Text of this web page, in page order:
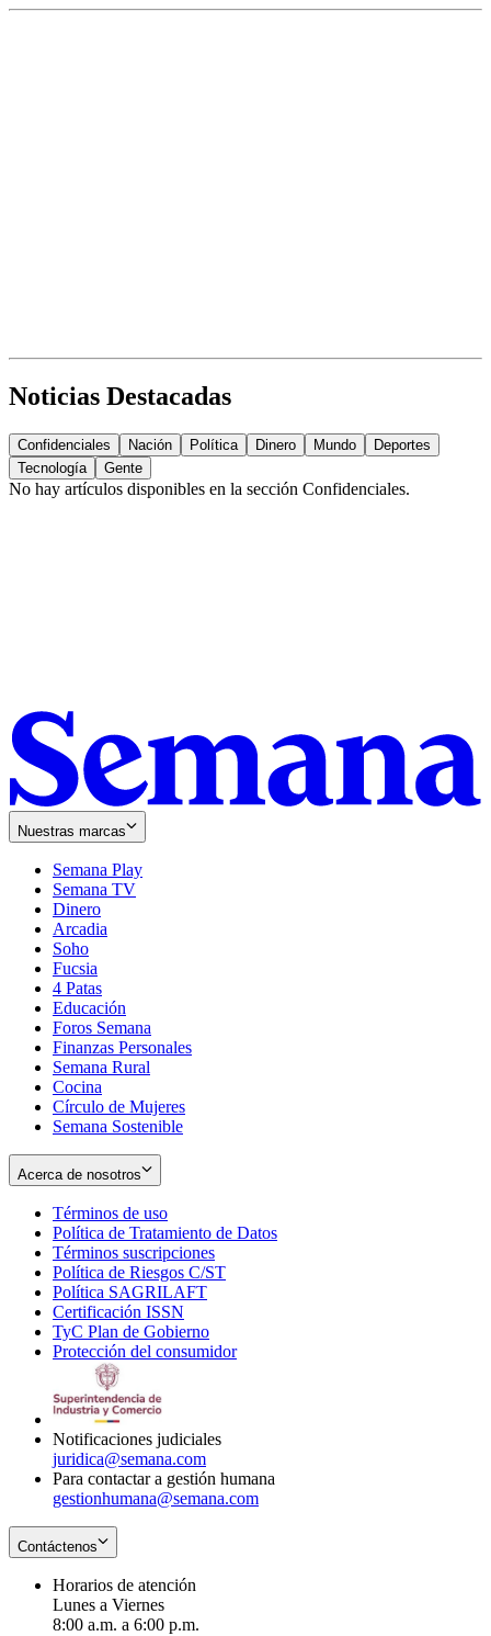
Noticias Destacadas
Confidenciales Nación Política Dinero Mundo
Deportes
Tecnología
Gente
No hay artículos disponibles en la sección Confidenciales.
Nuestras marcas
Semana Play
Semana TV
Dinero
Arcadia
Soho
in
new
window
Fucsia
in
new
window
4 Patas
Educación
Foros Semana
Finanzas Personales
Semana Rural
Cocina
Círculo de Mujeres
Semana Sostenible
Acerca de nosotros
Términos de uso
in
new
window
Política de Tratamiento de Datos
Términos suscripciones
in
Política de Riesgos C/ST
Política SAGRILAFT
new
window
Certificación ISSN
in
new
TyC Plan de Gobierno
in
Protección del consumidorOpens
Notificaciones judiciales
juridica@semana.com
Para contactar a gestión humana
gestionhumana@semana.com
Contáctenos
Horarios de atención
Lunes a Viernes
8:00 a.m. a 6:00 p.m.